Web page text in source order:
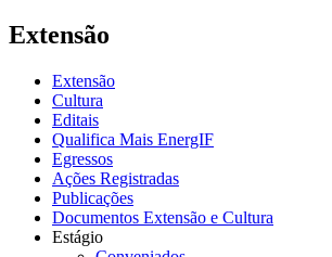
Extensão
Extensão
Cultura
Editais
Qualifica Mais EnergIF
Egressos
Ações Registradas
Publicações
Documentos Extensão e Cultura
Estágio